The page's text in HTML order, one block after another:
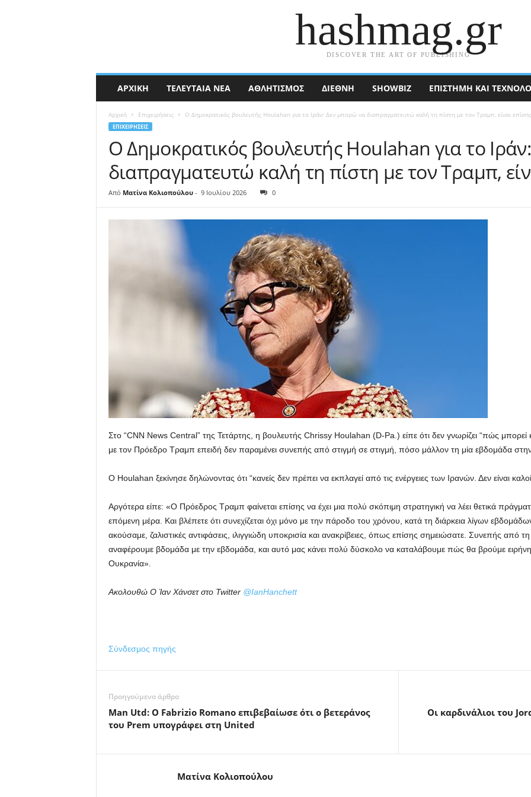
hashmag.gr
DISCOVER THE ART OF PUBLISHING
ΑΡΧΙΚΉ ΤΕΛΕΥΤΑΊΑ ΝΈΑ ΑΘΛΗΤΙΣΜΟΣ ΔΙΕΘΝΉ SHOWBIZ ΕΠΙΣΤΉΜΗ ΚΑΙ
Αρχική Επιχειρήσεις Ο Δημοκρατικός βουλευτής Houlahan για το Ιράν: Δεν μπορώ να διαπραγματευτώ καλή τη πίστη με τον Τραμπ, είναι
ΕΠΙΧΕΙΡΉΣΕΙΣ
Ο Δημοκρατικός βουλευτής Houlahan για το
διαπραγματευτώ καλή τη πίστη με τον Τραμπ,
Από Ματίνα Κολιοπούλου - 9 Ιουλίου 2026 0
Στο “CNN News Central” της Τετάρτης, η βουλευτής Chrissy Houlahan (D-Pa.) είπε ότι δεν γνωρίζει “πώς μπορεί
με τον Πρόεδρο Τραμπ επειδή δεν παραμένει συνεπής από στιγμή σε στιγμή, πόσο μάλλον τη μία εβδομάδα στην
Ο Houlahan ξεκίνησε δηλώνοντας ότι “κανείς δεν πρέπει να εκπλαγεί από τις ενέργειες των Ιρανών. Δεν είναι
Αργότερα είπε: «Ο Πρόεδρος Τραμπ φαίνεται επίσης να έχει μια πολύ σκόπιμη στρατηγική να λέει θετικά
επόμενη μέρα. Και βλέπετε ότι συνεχίζεται όχι μόνο με την πάροδο του χρόνου, κατά τη διάρκεια λίγων
ακούσαμε, ζαλιστικές αντιφάσεις, ιλιγγιώδη υποκρισία και ανακρίβειες, όπως επίσης σημειώσατε. Συνεπής από
αναφέρουμε βδομάδα με την εβδομάδα, και αυτό μας κάνει πολύ δύσκολο να καταλάβουμε πώς θα βρούμε
Ουκρανία».
Ακολουθώ Ο Ίαν Χάνσετ στο Twitter @IanHanchett
Σύνδεσμος πηγής
Προηγούμενο άρθρο
Man Utd: Ο Fabrizio Romano επιβεβαίωσε ότι ο βετεράνος
του Prem υπογράφει στη United
Οι καρδινάλιοι του
Ματίνα Κολιοπούλου